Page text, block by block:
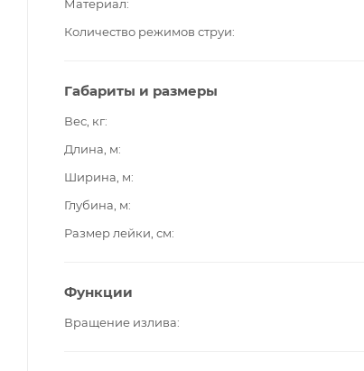
Материал
Количество режимов струи
Габариты и размеры
Вес, кг
Длина, м
Ширина, м
Глубина, м
Размер лейки, см
Функции
Вращение излива